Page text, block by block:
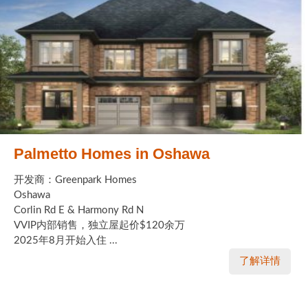
Palmetto Homes in Oshawa
开发商：Greenpark Homes
Oshawa
Corlin Rd E & Harmony Rd N
VVIP内部销售，独立屋起价$120余万
2025年8月开始入住 ...
了解详情